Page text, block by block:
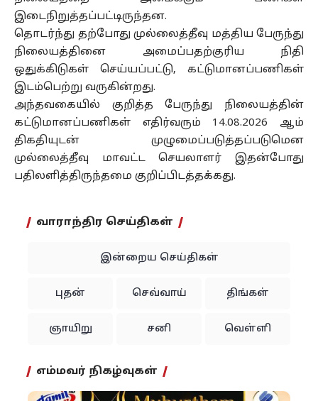
இடைநிறுத்தப்பட்டிருந்தன.
தொடர்ந்து தற்போது முல்லைத்தீவு மத்திய பேருந்து
நிலையத்தினை அமைப்பதற்குரிய நிதி
ஒதுக்கிடுகள் செய்யப்பட்டு, கட்டுமானப்பணிகள்
இடம்பெற்று வருகின்றது.
அந்தவகையில் குறித்த பேருந்து நிலையத்தின்
கட்டுமானப்பணிகள் எதிர்வரும் 14.08.2026 ஆம்
திகதியுடன் முழுமைப்படுத்தப்படுமென
முல்லைத்தீவு மாவட்ட செயலாளர் இதன்போது
பதிலளித்திருந்தமை குறிப்பிடத்தக்கது.
வாராந்திர செய்திகள்
இன்றைய செய்திகள்
புதன் செவ்வாய் திங்கள்
ஞாயிறு சனி வெள்ளி
எம்மவர் நிகழ்வுகள்